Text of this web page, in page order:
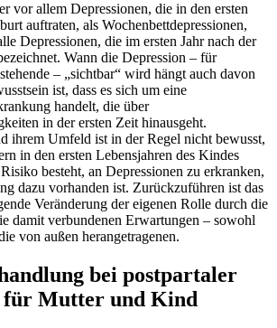
vor allem Depressionen, die in den ersten
auftraten, als Wochenbettdepressionen,
Depressionen, die im ersten Jahr nach der
Wann die Depression – für
– „sichtbar“ wird hängt auch davon
ist, dass es sich um eine
handelt, die über
in der ersten Zeit hinausgeht.
ihrem Umfeld ist in der Regel nicht bewusst,
in den ersten Lebensjahren des Kindes
besteht, an Depressionen zu erkranken,
dazu vorhanden ist. Zurückzuführen ist das
Veränderung der eigenen Rolle durch die
damit verbundenen Erwartungen – sowohl
von außen herangetragenen.
bei postpartaler
für Mutter und Kind